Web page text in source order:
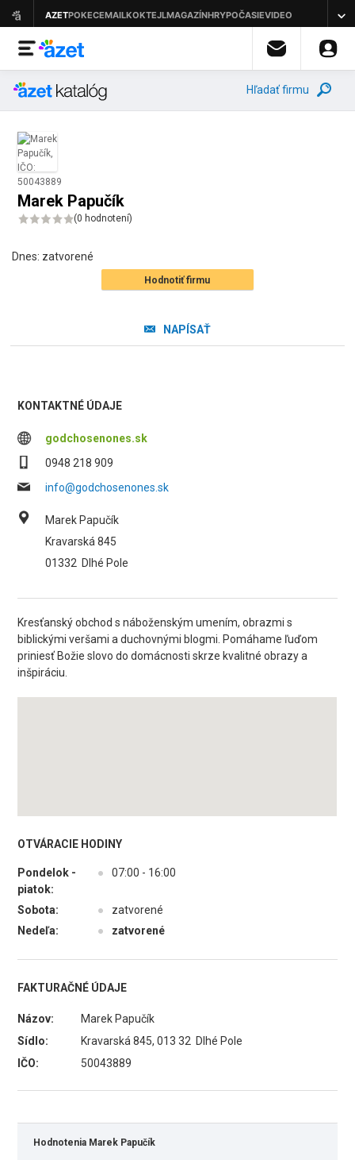
Hľadať firmu
Marek Papučík
(0 hodnotení)
Dnes: zatvorené
Hodnotiť firmu
NAPÍSAŤ
KONTAKTNÉ ÚDAJE
godchosenones.sk
0948 218 909
info@godchosenones.sk
Marek Papučík
Kravarská 845
01332 Dlhé Pole
Kresťanský obchod s náboženským umením, obrazmi s
biblickými veršami a duchovnými blogmi. Pomáhame ľuďom
priniesť Božie slovo do domácnosti skrze kvalitné obrazy a
inšpiráciu.
OTVÁRACIE HODINY
Pondelok -
piatok:
● 07:00 - 16:00
Sobota: ●
zatvorené
Nedeľa:
● zatvorené
FAKTURAČNÉ ÚDAJE
Názov:
Marek Papučík
Sídlo:
Kravarská 845, 013 32 Dlhé Pole
IČO:
50043889
Hodnotenia Marek Papučík